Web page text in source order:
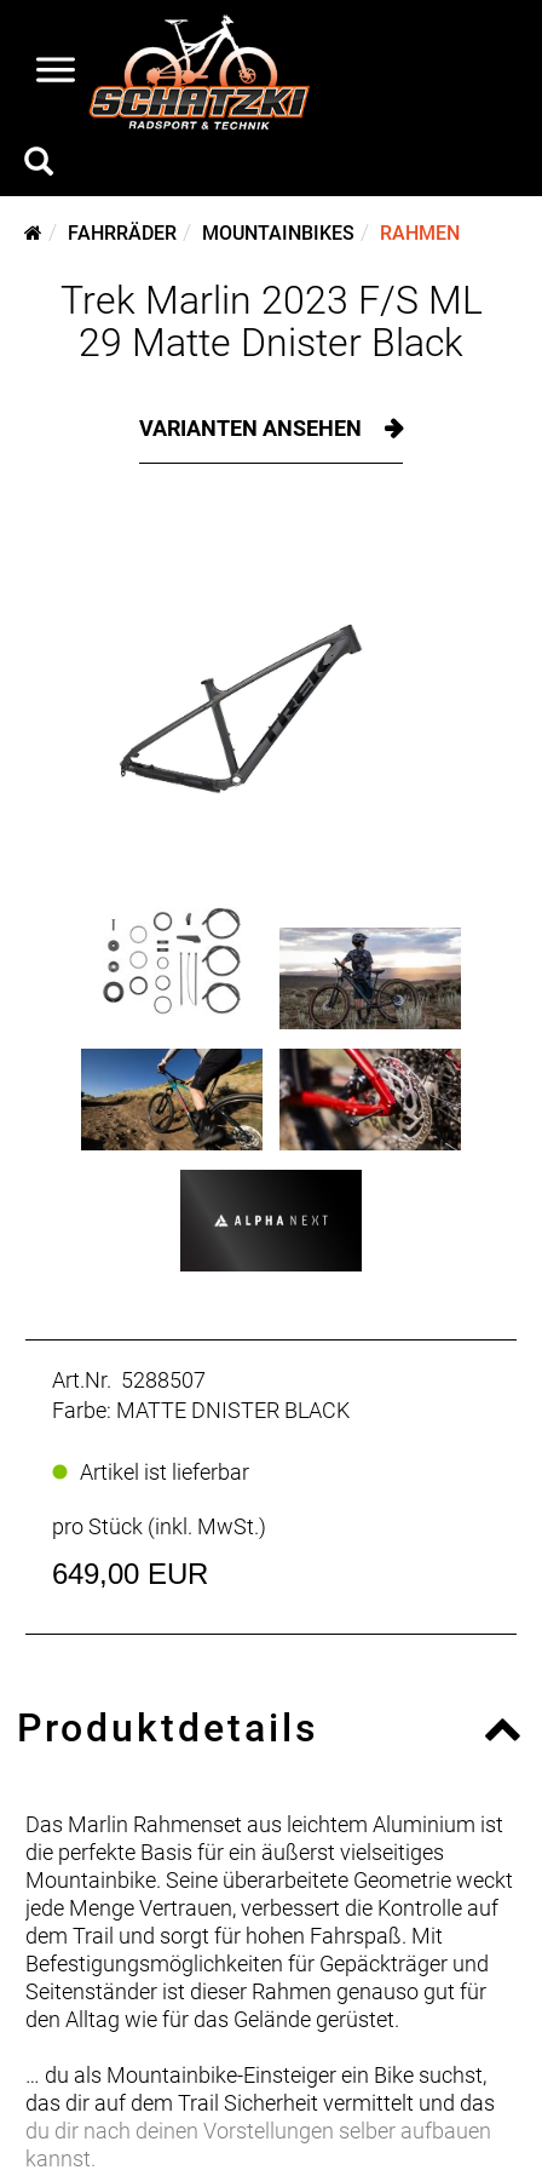
FAHRRÄDER MOUNTAINBIKES RAHMEN
Trek Marlin 2023 F/S ML
29 Matte Dnister Black
VARIANTEN ANSEHEN
Art.Nr. 5288507
Farbe: MATTE DNISTER BLACK
Artikel ist lieferbar
pro Stück (inkl. MwSt.)
649,00 EUR
Produktdetails
Das Marlin Rahmenset aus leichtem Aluminium ist
die perfekte Basis für ein äußerst vielseitiges
Mountainbike. Seine überarbeitete Geometrie weckt
jede Menge Vertrauen, verbessert die Kontrolle auf
dem Trail und sorgt für hohen Fahrspaß. Mit
Befestigungsmöglichkeiten für Gepäckträger und
Seitenständer ist dieser Rahmen genauso gut für
den Alltag wie für das Gelände gerüstet.
… du als Mountainbike-Einsteiger ein Bike suchst,
das dir auf dem Trail Sicherheit vermittelt und das
du dir nach deinen Vorstellungen selber aufbauen
kannst.